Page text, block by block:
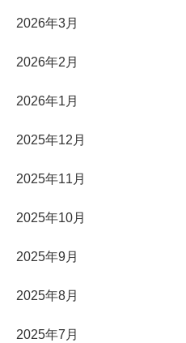
2026年3月
2026年2月
2026年1月
2025年12月
2025年11月
2025年10月
2025年9月
2025年8月
2025年7月